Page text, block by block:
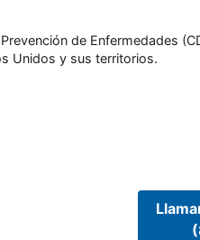
de Enfermedades
Unidos y sus territorios.